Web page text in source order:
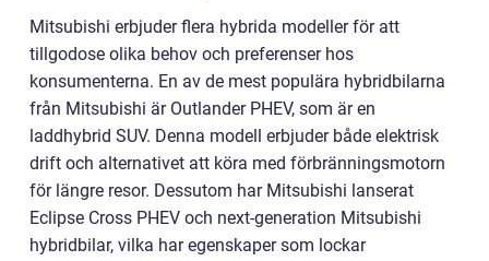
Mitsubishi erbjuder flera hybrida modeller för att
tillgodose olika behov och preferenser hos
konsumenterna. En av de mest populära hybridbilarna
från Mitsubishi är Outlander PHEV, som är en
laddhybrid SUV. Denna modell erbjuder både elektrisk
drift och alternativet att köra med förbränningsmotorn
för längre resor. Dessutom har Mitsubishi lanserat
Eclipse Cross PHEV och next-generation Mitsubishi
hybridbilar, vilka har egenskaper som lockar